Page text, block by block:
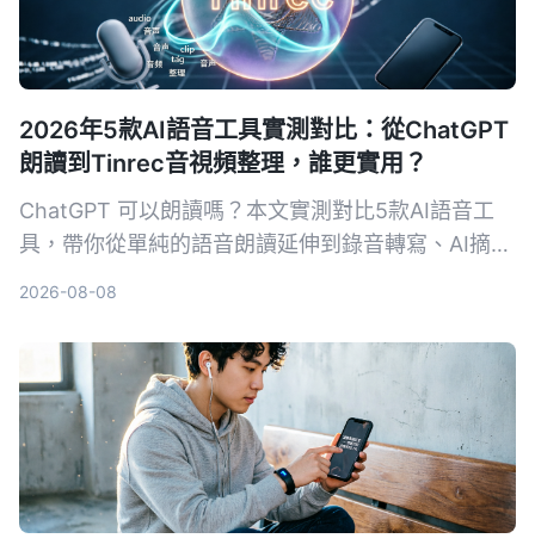
2026年5款AI語音工具實測對比：從ChatGPT
朗讀到Tinrec音視頻整理，誰更實用？
ChatGPT 可以朗讀嗎？本文實測對比5款AI語音工
具，帶你從單純的語音朗讀延伸到錄音轉寫、AI摘要
2026-08-08